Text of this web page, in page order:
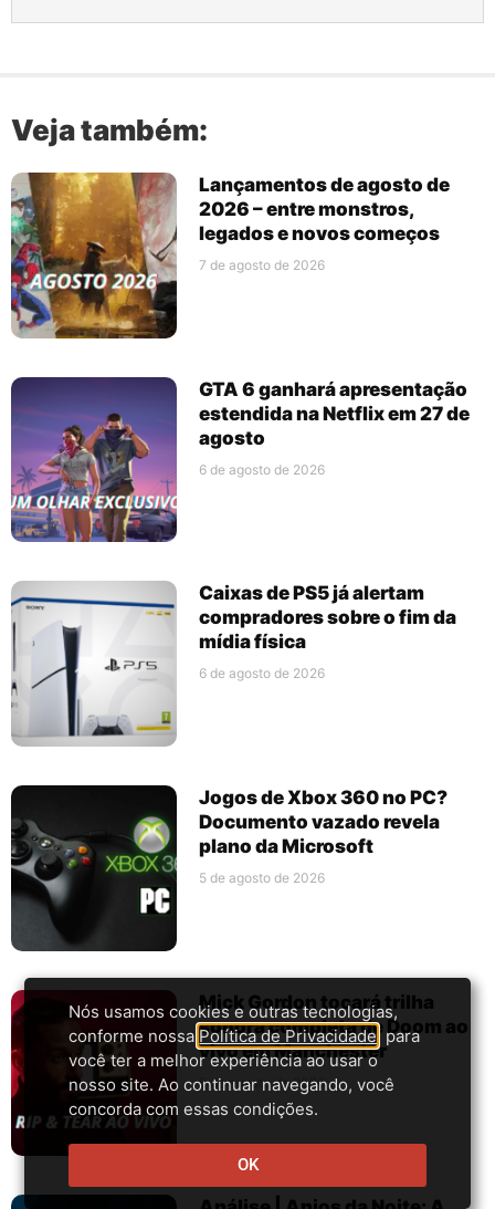
Veja também:
Lançamentos de agosto de
2026 – entre monstros,
legados e novos começos
7 de agosto de 2026
GTA 6 ganhará apresentação
estendida na Netflix em 27 de
agosto
6 de agosto de 2026
Caixas de PS5 já alertam
compradores sobre o fim da
mídia física
6 de agosto de 2026
Jogos de Xbox 360 no PC?
Documento vazado revela
plano da Microsoft
5 de agosto de 2026
Mick Gordon tocará trilha
sonora completa de Doom ao
vivo em Manchester
5 de agosto de 2026
Nós usamos cookies e outras tecnologias,
conforme nossa Política de Privacidade, para
você ter a melhor experiência ao usar o
nosso site. Ao continuar navegando, você
concorda com essas condições.
OK